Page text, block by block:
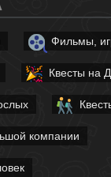
Фильмы,
Квесты на
компании